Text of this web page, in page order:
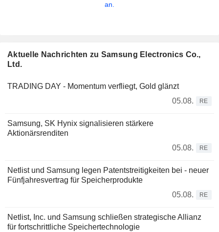
an.
Aktuelle Nachrichten zu Samsung Electronics Co.,
Ltd.
TRADING DAY - Momentum verfliegt, Gold glänzt
05.08.
RE
Samsung, SK Hynix signalisieren stärkere
Aktionärsrenditen
05.08.
RE
Netlist und Samsung legen Patentstreitigkeiten bei - neuer
Fünfjahresvertrag für Speicherprodukte
05.08.
RE
Netlist, Inc. und Samsung schließen strategische Allianz
für fortschrittliche Speichertechnologie